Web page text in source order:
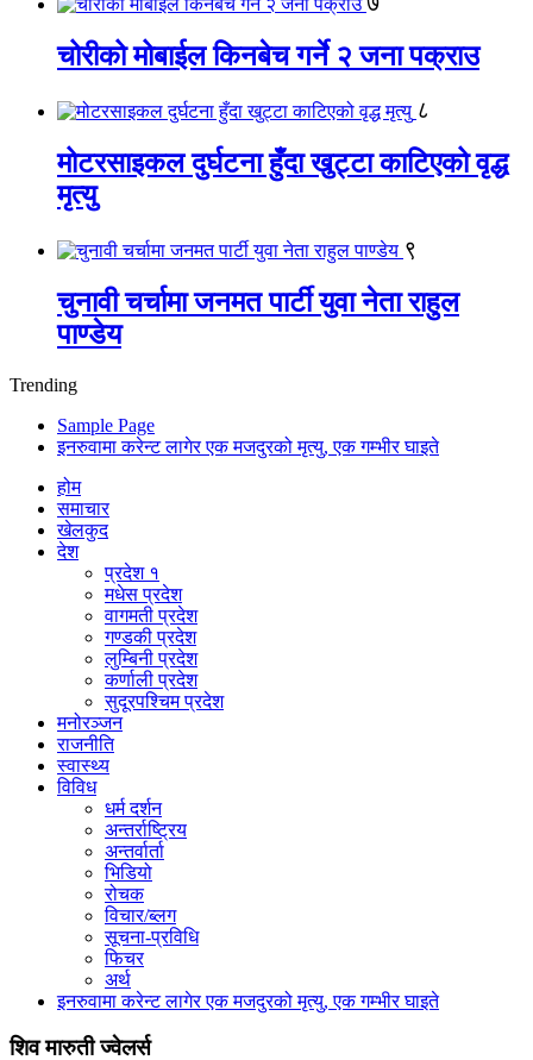
चोरीको मोबाईल किनबेच गर्ने २ जना पक्राउ
८
मोटरसाइकल दुर्घटना हुँदा खुट्टा काटिएको वृद्ध
मृत्यु
९
चुनावी चर्चामा जनमत पार्टी युवा नेता राहुल
पाण्डेय
Trending
Sample Page
इनरुवामा करेन्ट लागेर एक मजदुरको मृत्यु, एक गम्भीर घाइते
होम
समाचार
खेलकुद
देश
प्रदेश १
मधेस प्रदेश
वागमती प्रदेश
गण्डकी प्रदेश
लुम्बिनी प्रदेश
कर्णाली प्रदेश
सुदूरपश्चिम प्रदेश
मनोरञ्जन
राजनीति
स्वास्थ्य
विविध
धर्म दर्शन
अन्तर्राष्ट्रिय
अन्तर्वार्ता
भिडियो
रोचक
विचार/ब्लग
सूचना-प्रविधि
फिचर
अर्थ
इनरुवामा करेन्ट लागेर एक मजदुरको मृत्यु, एक गम्भीर घाइते
शिव मारुती ज्वेलर्स